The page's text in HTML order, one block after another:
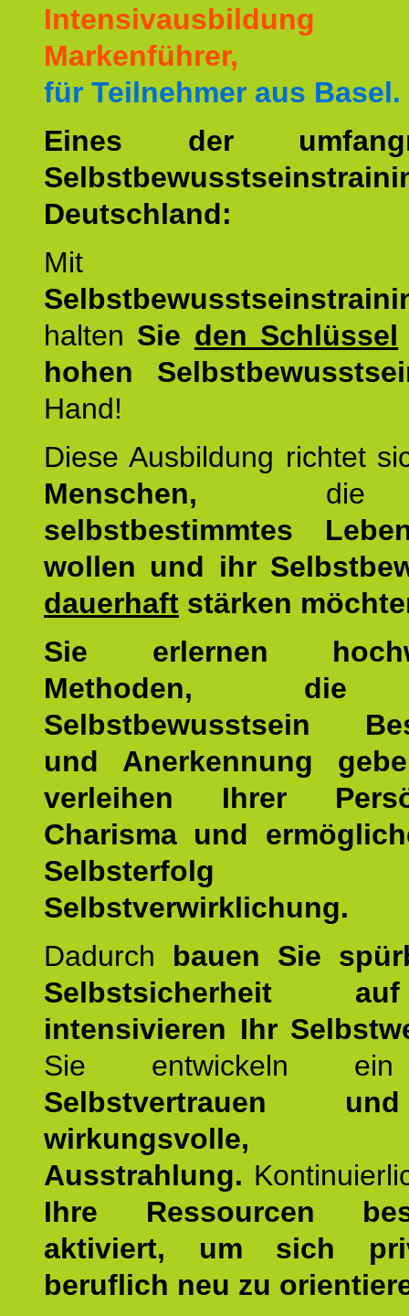
Markenführer,
für Teilnehmer aus Basel.
Eines der
Deutschland:
Mit
halten Sie den Schlüssel
hohen
Hand!
Diese Ausbildung richtet
Menschen,
selbstbestimmtes
wollen und ihr
dauerhaft stärken
Sie erlernen
Methoden, die
Selbstbewusstsein
und Anerkennung
verleihen Ihrer
Charisma und
Selbstverwirklichung.
Dadurch bauen Sie
Selbstsicherheit
intensivieren Ihr
Sie entwickeln ein
Selbstvertrauen
wirkungsvolle,
Ausstrahlung.
Ihre Ressourcen
aktiviert, um sich
beruflich neu zu